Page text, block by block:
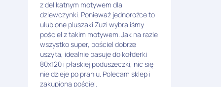
z delikatnym motywem dla
dziewczynki. Ponieważ jednorożce to
ulubione pluszaki Zuzi wybraliśmy
pościel z takim motywem. Jak na razie
wszystko super, pościel dobrze
uszyta, idealnie pasuje do kołderki
80x120 i płaskiej poduszeczki, nic się
nie dzieje po praniu. Polecam sklep i
zakupioną pościel.